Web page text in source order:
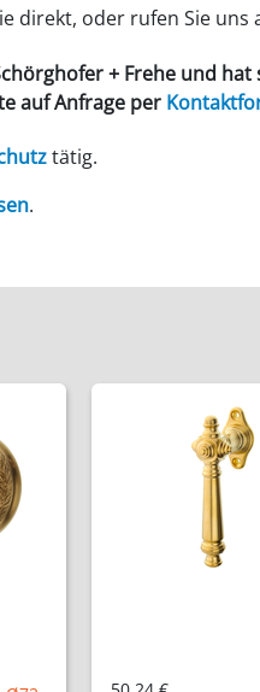
direkt, oder rufen Sie
+ Frehe und hat
auf Anfrage per
tätig.
.